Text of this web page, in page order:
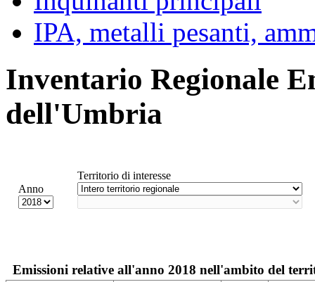
IPA, metalli pesanti,
Inventario Regionale
dell'Umbria
Anno
Territorio di interesse
Emissioni relative all'anno 2018 nell'ambito del